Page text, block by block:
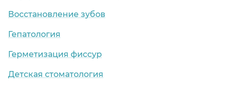
Восстановление зубов
Гепатология
Герметизация фиссур
Детская стоматология